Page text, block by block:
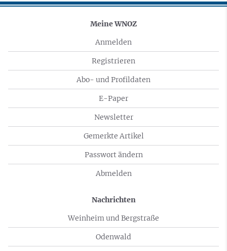
Meine WNOZ
Anmelden
Registrieren
Abo- und Profildaten
E-Paper
Newsletter
Gemerkte Artikel
Passwort ändern
Abmelden
Nachrichten
Weinheim und Bergstraße
Odenwald